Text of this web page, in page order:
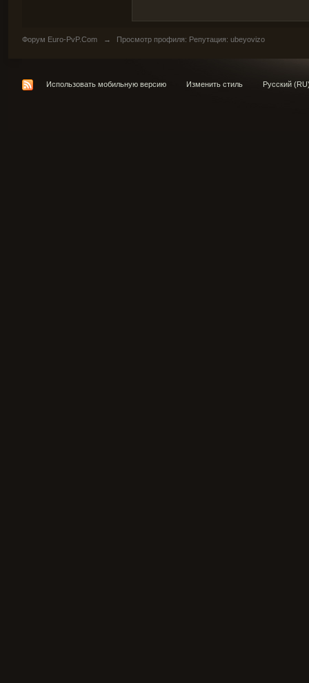
Форум Euro-PvP.Com → Просмотр профиля: Репутация: ubeyovizo
Использовать мобильную версию Изменить стиль Русский